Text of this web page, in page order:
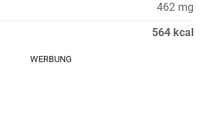
462 mg
564 kcal
WERBUNG